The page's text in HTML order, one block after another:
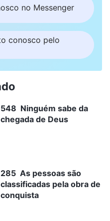
no Messenger
conosco pelo
548 Ninguém sabe da
chegada de Deus
285 As pessoas são
classificadas pela obra de
conquista